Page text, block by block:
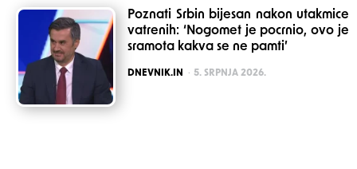
Poznati Srbin bijesan nakon utakmice
vatrenih: ‘Nogomet je pocrnio, ovo je
sramota kakva se ne pamti’
POSTED
DNEVNIK.IN 5. SRPNJA 2026.